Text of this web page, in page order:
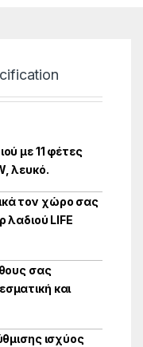
με 11 φέτες
λευκό.
τον χώρο σας
λαδιού LIFE
σας
και
ισχύος